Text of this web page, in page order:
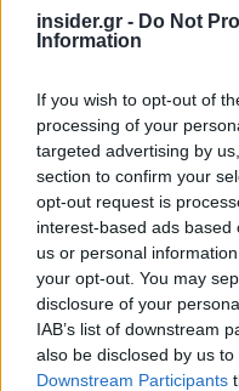
insider.gr - Do Not
Information
If you wish to opt-out of
processing of your
targeted advertising by
section to confirm your
opt-out request is
interest-based ads
us or personal
your opt-out. You may
disclosure of your
IAB’s list of downstream
also be disclosed by us
Downstream Participants
συνολική ρύθμιση
αποπληρωμή
παρεμβάσεις που
αποτελέσματα, κάτι
ευρωπαϊκές
Η ελληνική κοινωνία
ανάπτυξη της
διαπιστώνει με
μπορούν να βγάλουν